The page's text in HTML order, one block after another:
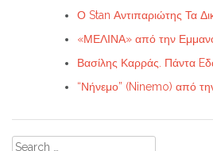
Ο Stan Αντιπαριώτης Τα
«ΜΕΛΙΝΑ» από την
Βασίλης Καρράς. Πάντα
“Νήνεμο” (Ninemo) από
Search